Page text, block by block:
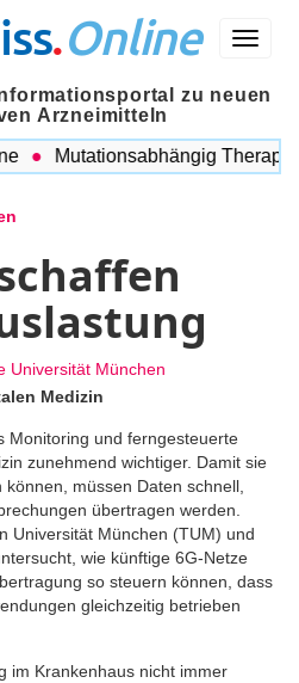
Menü
.Online
zu neuen
Arzneimitteln
Mutationsabhängig Therapie
Universität München
Medizin
Monitoring und ferngesteuerte
zunehmend wichtiger. Damit sie
müssen Daten schnell,
übertragen werden.
Universität München (TUM) und
wie künftige 6G-Netze
so steuern können, dass
gleichzeitig betrieben
im Krankenhaus nicht immer